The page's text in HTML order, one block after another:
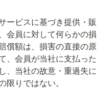
ービスに基づき提供・販
会員に対して何らかの損
償額は、損害の直接の原
、会員が当社に支払った
、当社の故意・重過失に
りではない。